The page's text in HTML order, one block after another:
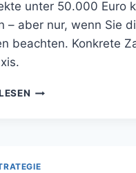
unter 50.000 Euro
– aber nur, wenn Sie
beachten. Konkrete
KI
DIE